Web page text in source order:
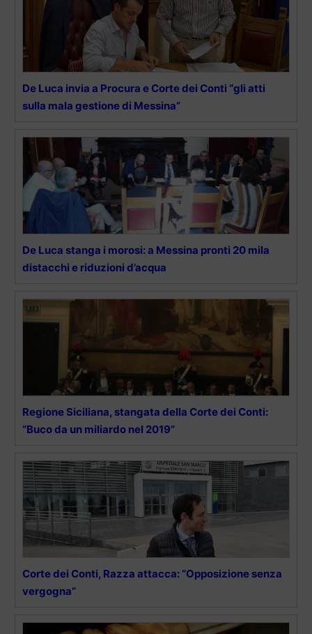
De Luca invia a Procura e Corte dei Conti “gli atti
sulla mala gestione di Messina”
De Luca stanga i morosi: a Messina pronti 20 mila
distacchi e riduzioni d’acqua
Regione Siciliana, stangata della Corte dei Conti:
“Buco da un miliardo nel 2019”
Corte dei Conti, Razza attacca: “Opposizione senza
vergogna”